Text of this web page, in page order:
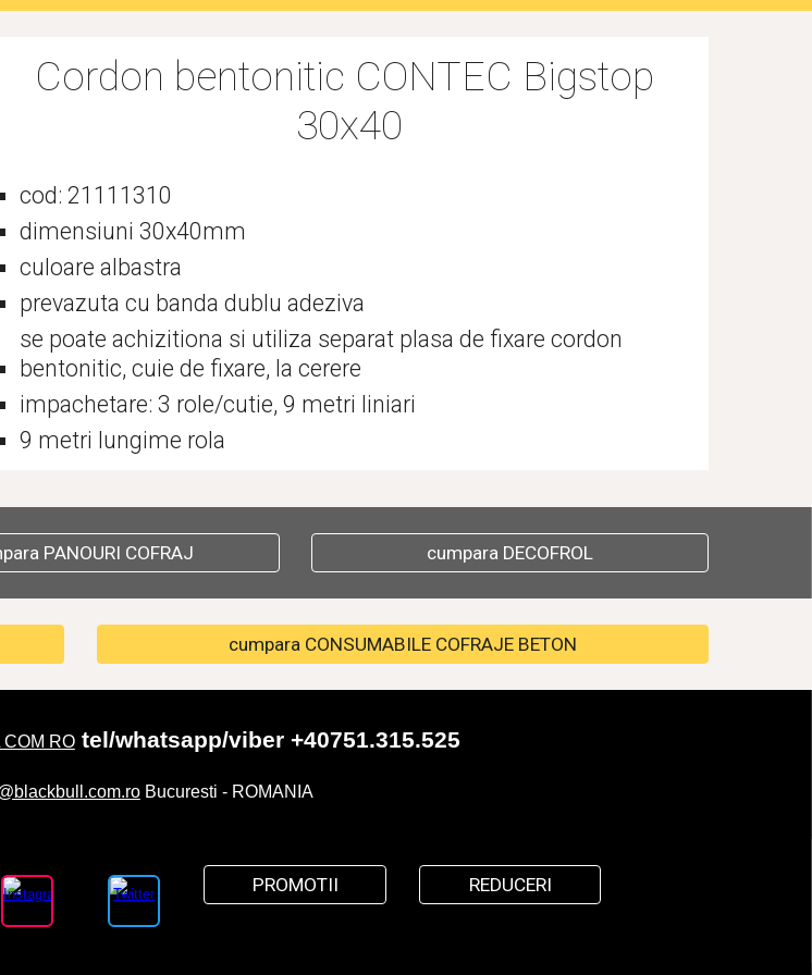
Cordon bentonitic CONTEC Bigstop
30x40
cod: 21111310
dimensiuni 30x40mm
culoare albastra
prevazuta cu banda dublu adeziva
se poate achizitiona si utiliza separat plasa de fixare cordon
bentonitic, cuie de fixare, la cerere
impachetare: 3 role/cutie, 9 metri liniari
9 metri lungime rola
PANOURI COFRAJ cumpara DECOFROL
cumpara CONSUMABILE COFRAJE BETON
RO tel/whatsapp/viber +40751.315.525
Bucuresti - ROMANIA
PROMOTII REDUCERI